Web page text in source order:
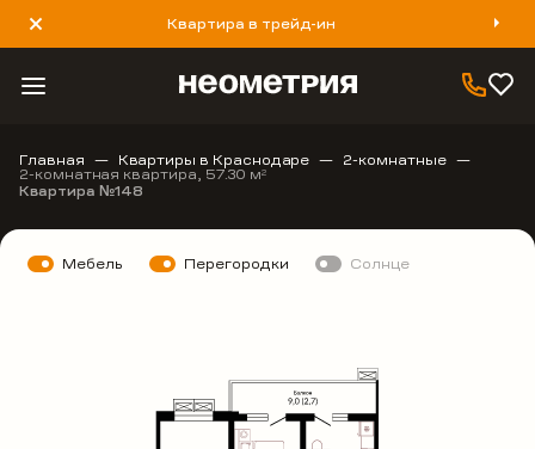
Квартира в трейд-ин
8 800 777 40 93
Главная Квартиры в Краснодаре 2-комнатные
2-комнатная квартира, 57.30 м2
Квартира №148
Мебель Перегородки Солнце